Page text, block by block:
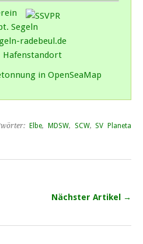
Segeln
radebeul.de
Hafenstandort
in OpenSeaMap
Elbe, MDSW, SCW,SV Planeta
Nächster Artikel →